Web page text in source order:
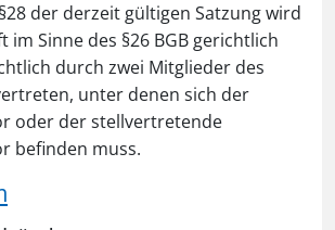
der derzeit gültigen Satzung wird
im Sinne des §26 BGB gerichtlich
durch zwei Mitglieder des
unter denen sich der
oder der stellvertretende
befinden muss.